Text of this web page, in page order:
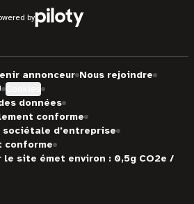
by
annonceur Nous rejoindre
données
conforme
d'entreprise
conforme
site émet environ : 0,5g CO2e /